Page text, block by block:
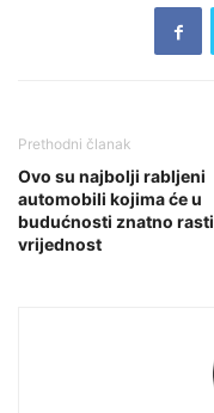
Prethodni članak
Ovo su najbolji rabljeni
automobili kojima će u
budućnosti znatno rasti
vrijednost